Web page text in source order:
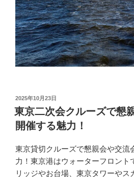
投
稿
日:
2025年10月23日
東京二次会クルーズで懇
開催する魅力！
東京貸切クルーズで懇親会や交流
力！東京港はウォーターフロント
リッジやお台場、東京タワーやス